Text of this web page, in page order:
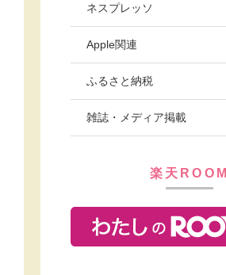
ネスプレッソ
Apple関連
ふるさと納税
雑誌・メディア掲載
楽天ROOM